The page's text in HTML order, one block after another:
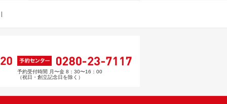
予約受付時間 月〜金 8：30〜16：00
（祝日・創立記念日を除く）